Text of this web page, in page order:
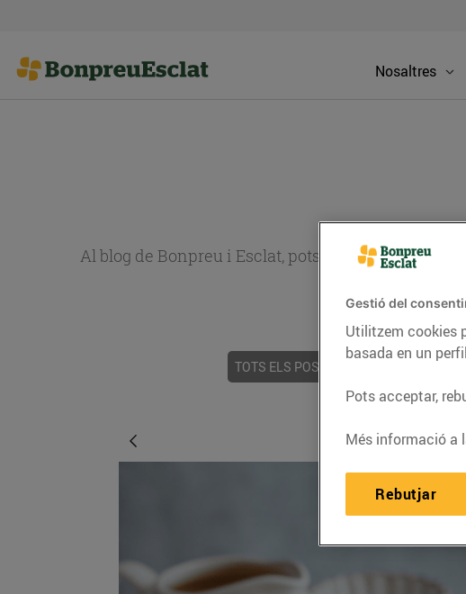
Nosaltres
Al blog de Bonpreu i Esclat, pots trobar receptes,
TOTS ELS POSTS
Gestió del
Utilitzem cookies
basada en un
Pots acceptar,
Més informació a
Rebutjar